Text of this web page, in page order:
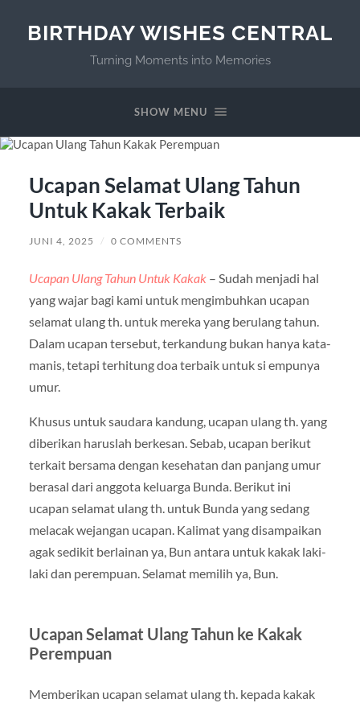
BIRTHDAY WISHES CENTRAL
Turning Moments into Memories
SHOW MENU
Ucapan Selamat Ulang Tahun
Untuk Kakak Terbaik
JUNI 4, 2025 / 0 COMMENTS
Ucapan Ulang Tahun Untuk Kakak– Sudah menjadi hal
yang wajar bagi kami untuk mengimbuhkan ucapan
selamat ulang th. untuk mereka yang berulang tahun.
Dalam ucapan tersebut, terkandung bukan hanya kata-
manis, tetapi terhitung doa terbaik untuk si empunya
umur.
Khusus untuk saudara kandung, ucapan ulang th. yang
diberikan haruslah berkesan. Sebab, ucapan berikut
terkait bersama dengan kesehatan dan panjang umur
berasal dari anggota keluarga Bunda. Berikut ini
ucapan selamat ulang th. untuk Bunda yang sedang
melacak wejangan ucapan. Kalimat yang disampaikan
agak sedikit berlainan ya, Bun antara untuk kakak laki-
laki dan perempuan. Selamat memilih ya, Bun.
Ucapan Selamat Ulang Tahun ke Kakak
Perempuan
Memberikan ucapan selamat ulang th. kepada kakak